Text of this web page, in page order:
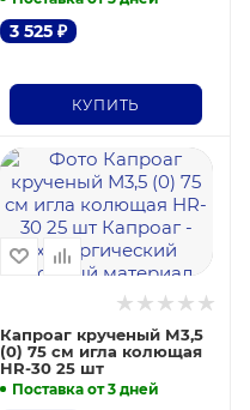
3 525₽
КУПИТЬ
Капроаг крученый М3,5
(0) 75 см игла колющая
HR-30 25 шт
Поставка от 3 дней